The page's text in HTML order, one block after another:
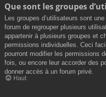
Que sont les groupes
Les groupes d’utilisateurs sont
forum de regrouper plusieurs
appartenir à plusieurs groupes et
permissions individuelles. Ceci
pourront modifier les permissions
fois, ou encore leur accorder des
donner accès à un forum privé.
Haut